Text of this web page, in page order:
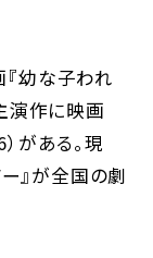
幼な子われ
演作に映画
）がある。現
ー』が全国の劇